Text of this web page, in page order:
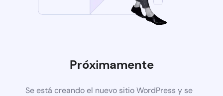
Próximamente
Se está creando el nuevo sitio WordPress y se